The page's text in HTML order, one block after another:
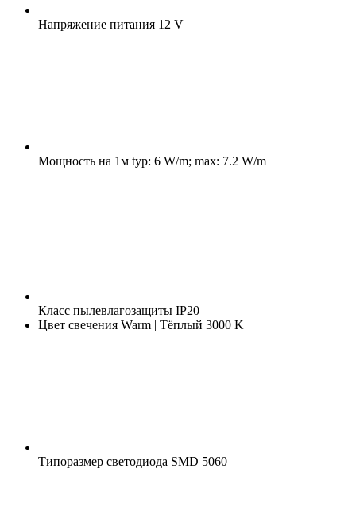
Напряжение питания 12 V
Мощность на 1м typ: 6 W/m; max: 7.2 W/m
Класс пылевлагозащиты IP20
Цвет свечения Warm | Тёплый 3000 K
Типоразмер светодиода SMD 5060